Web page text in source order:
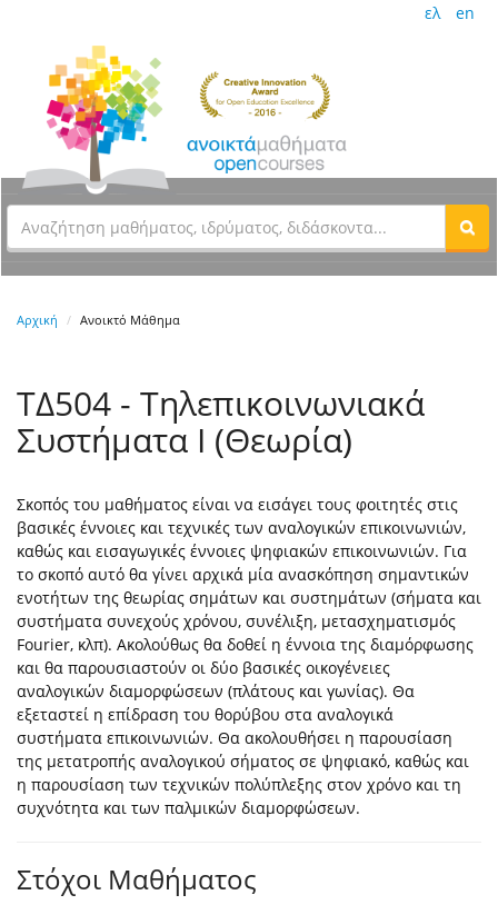
ελ en
Αρχική Ανοικτό Μάθημα
ΤΔ504 - Τηλεπικοινωνιακά
Συστήματα Ι (Θεωρία)
Σκοπός του μαθήματος είναι να εισάγει τους φοιτητές στις
βασικές έννοιες και τεχνικές των αναλογικών επικοινωνιών,
καθώς και εισαγωγικές έννοιες ψηφιακών επικοινωνιών. Για
το σκοπό αυτό θα γίνει αρχικά μία ανασκόπηση σημαντικών
ενοτήτων της θεωρίας σημάτων και συστημάτων (σήματα και
συστήματα συνεχούς χρόνου, συνέλιξη, μετασχηματισμός
Fourier, κλπ). Ακολούθως θα δοθεί η έννοια της διαμόρφωσης
και θα παρουσιαστούν οι δύο βασικές οικογένειες
αναλογικών διαμορφώσεων (πλάτους και γωνίας). Θα
εξεταστεί η επίδραση του θορύβου στα αναλογικά
συστήματα επικοινωνιών. Θα ακολουθήσει η παρουσίαση
της μετατροπής αναλογικού σήματος σε ψηφιακό, καθώς και
η παρουσίαση των τεχνικών πολύπλεξης στον χρόνο και τη
συχνότητα και των παλμικών διαμορφώσεων.
Στόχοι Μαθήματος